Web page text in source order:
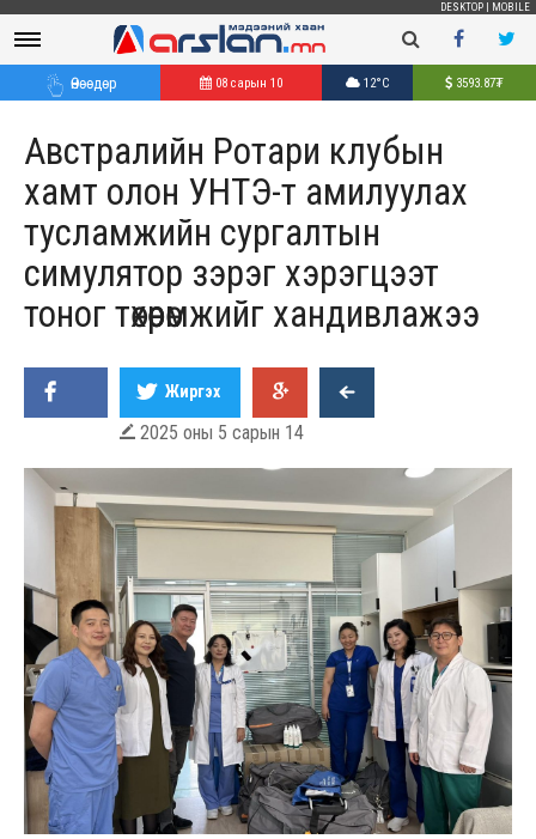
DESKTOP MOBILE
Өнөөдөр 08 сарын 10 12°C 3593.87₮
Австралийн Ротари клубын
хамт олон УНТЭ-т амилуулах
тусламжийн сургалтын
симулятор зэрэг хэрэгцээт
тоног төхөөрөмжийг хандивлажээ
Жиргэх
 2025 оны 5 сарын 14